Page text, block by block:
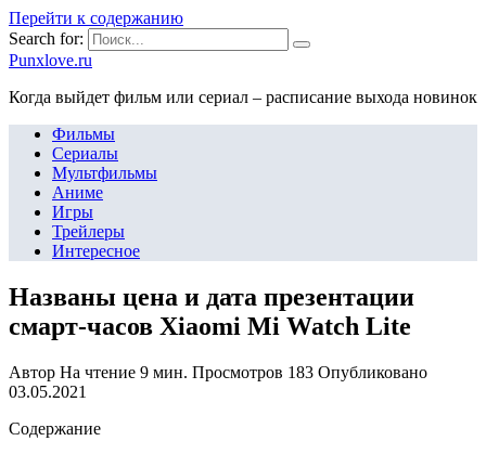
Перейти к содержанию
Search for:
Punxlove.ru
Когда выйдет фильм или сериал – расписание выхода новинок
Фильмы
Сериалы
Мультфильмы
Аниме
Игры
Трейлеры
Интересное
Названы цена и дата презентации
смарт-часов Xiaomi Mi Watch Lite
Автор На чтение 9 мин. Просмотров 183 Опубликовано
03.05.2021
Содержание